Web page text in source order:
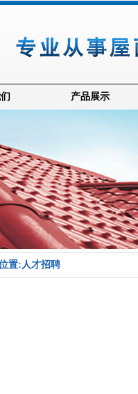
产品展示
置:人才招聘